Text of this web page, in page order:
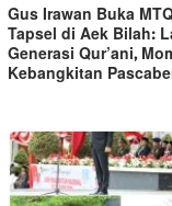
Gus Irawan Buka
Tapsel di Aek Bilah:
Generasi Qur’ani,
Kebangkitan